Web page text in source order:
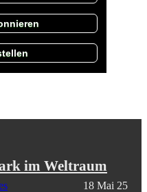
im Weltraum
18 Mai 25